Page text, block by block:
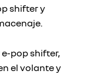
shifter y
pop shifter,
el volante y